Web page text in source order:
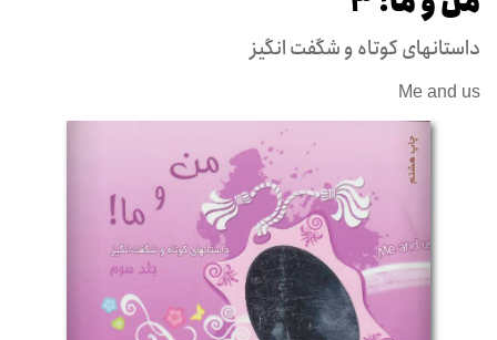
داستانهای کوتاه و شگفت انگیز
Me and us